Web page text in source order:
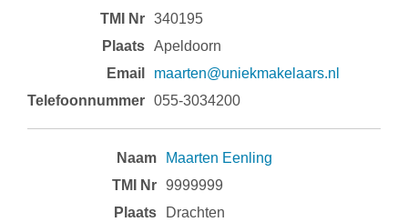
340195
Apeldoorn
maarten@uniekmakelaars.nl
055-3034200
Maarten Eenling
9999999
Drachten